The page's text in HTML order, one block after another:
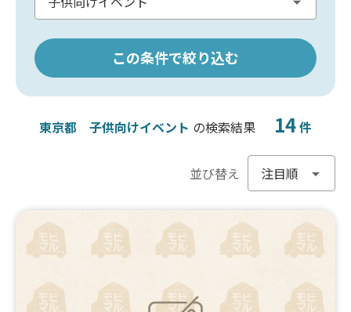
この条件で絞り込む
東京都 子供向けイベント の検索結果 14件
並び替え